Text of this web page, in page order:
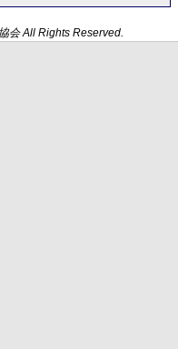
会 All Rights Reserved.